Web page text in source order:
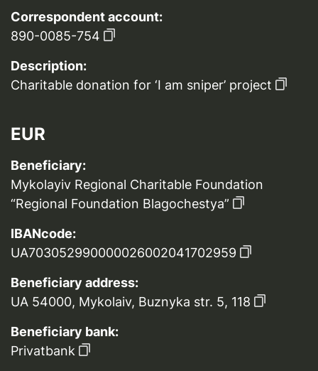
Correspondent account:
890-0085-754
Description:
Charitable donation for ‘I am sniper’ project
EUR
Beneficiary:
Mykolayiv Regional Charitable Foundation
“Regional Foundation Blagochestya”
IBANcode:
UA703052990000026002041702959
Beneficiary address:
UA 54000, Mykolaiv, Buznyka str. 5, 118
Beneficiary bank:
Privatbank